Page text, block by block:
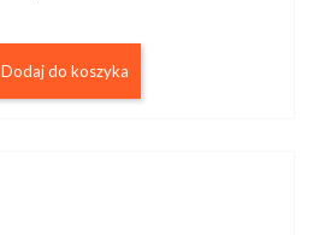
Dodaj do koszyka